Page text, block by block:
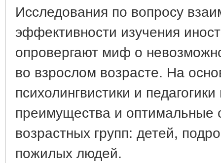
Исследования по вопросу
эффективности изучения
опровергают миф о
во взрослом возрасте. На
психолингвистики и
преимущества и оптимальные
возрастных групп: детей,
пожилых людей.